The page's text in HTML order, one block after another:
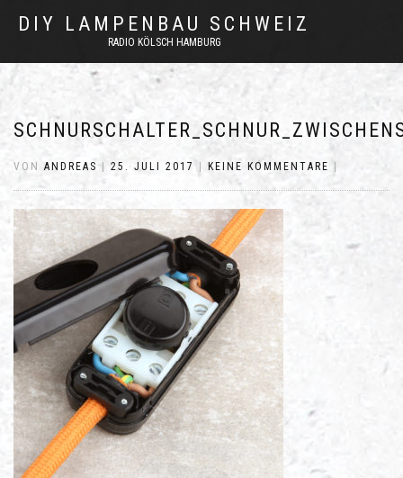
DIY LAMPENBAU SCHWEIZ
RADIO KÖLSCH HAMBURG
VONANDREAS 25. JULI 2017 KEINE KOMMENTARE